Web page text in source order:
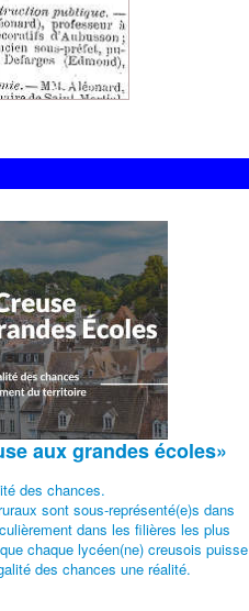
aux grandes écoles»
des chances.
sont sous-représenté(e)s dans
dans les filières les plus
chaque lycéen(ne) creusois puisse
des chances une réalité.